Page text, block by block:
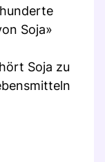
Soja»
Soja zu